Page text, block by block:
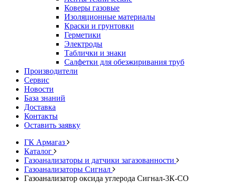
Коверы газовые
Изоляционные материалы
Краски и грунтовки
Герметики
Электроды
Таблички и знаки
Салфетки для обезжиривания труб
Производители
Сервис
Новости
База знаний
Доставка
Контакты
Оставить заявку
ГК Армагаз
Каталог
Газоанализаторы и датчики загазованности
Газоанализаторы Сигнал
Газоанализатор оксида углерода Сигнал-3К-СО